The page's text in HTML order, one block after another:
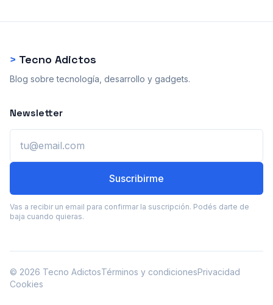
> Tecno Adictos
Blog sobre tecnología, desarrollo y gadgets.
Newsletter
Suscribirme
Vas a recibir un email para confirmar la suscripción. Podés darte de
baja cuando quieras.
© 2026 Tecno AdictosTérminos y condicionesPrivacidad
Cookies